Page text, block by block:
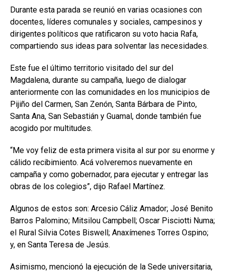
Durante esta parada se reunió en varias ocasiones con
docentes, líderes comunales y sociales, campesinos y
dirigentes políticos que ratificaron su voto hacia Rafa,
compartiendo sus ideas para solventar las necesidades.
Este fue el último territorio visitado del sur del
Magdalena, durante su campaña, luego de dialogar
anteriormente con las comunidades en los municipios de
Pijiño del Carmen, San Zenón, Santa Bárbara de Pinto,
Santa Ana, San Sebastián y Guamal, donde también fue
acogido por multitudes.
“Me voy feliz de esta primera visita al sur por su enorme y
cálido recibimiento. Acá volveremos nuevamente en
campaña y como gobernador, para ejecutar y entregar las
obras de los colegios”, dijo Rafael Martínez.
Algunos de estos son: Arcesio Cáliz Amador; José Benito
Barros Palomino; Mitsilou Campbell; Oscar Pisciotti Numa;
el Rural Silvia Cotes Biswell; Anaxímenes Torres Ospino;
y, en Santa Teresa de Jesús.
Asimismo, mencionó la ejecución de la Sede universitaria,